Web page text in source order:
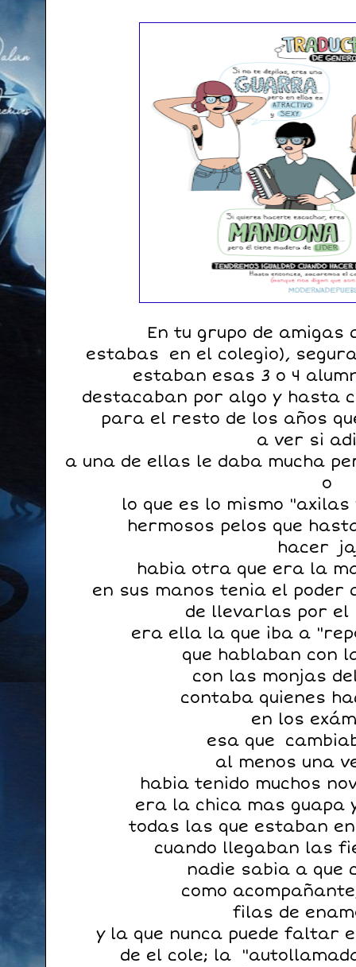
En tu grupo de amigas
estabas en el colegio),
estaban esas 3 o 4
destacaban por algo y hasta
para el resto de los años
a ver si
a una de ellas le daba mucha
o
lo que es lo mismo
hermosos pelos que
hacer
habia otra que era la
en sus manos tenia el poder
de llevarlas por el
era ella la que iba a
que hablaban con
con las monjas
contaba quienes
en los
esa que
al menos una
habia tenido muchos
era la chica mas guapa
todas las que estaban
cuando llegaban las
nadie sabia a que
como
filas de
y la que nunca puede faltar
de el cole; la